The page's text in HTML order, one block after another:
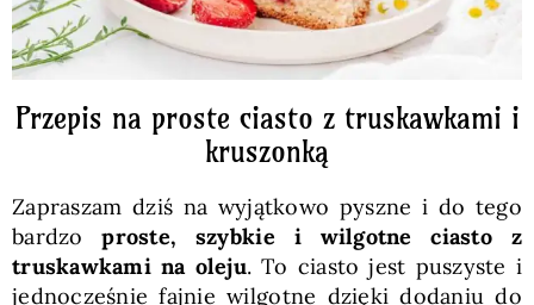
Posiłki
Zdrowo i fit
SKLEP
Przepis na proste ciasto z truskawkami i
kruszonką
Zapraszam dziś na wyjątkowo pyszne i do tego
bardzoproste, szybkie i wilgotne ciasto z
truskawkami na oleju. To ciasto jest puszyste i
jednocześnie fajnie wilgotne dzięki dodaniu do